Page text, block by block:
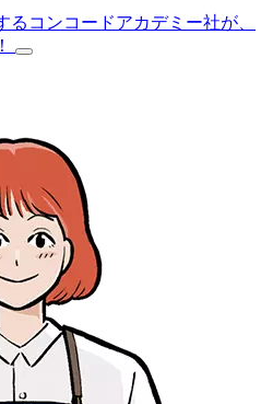
るコンコードアカデミー社が、